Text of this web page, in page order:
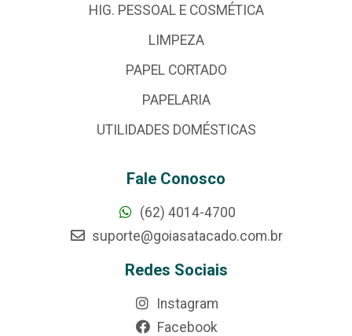
HIG. PESSOAL E COSMÉTICA
LIMPEZA
PAPEL CORTADO
PAPELARIA
UTILIDADES DOMÉSTICAS
Fale Conosco
(62) 4014-4700
suporte@goiasatacado.com.br
Redes Sociais
Instagram
Facebook